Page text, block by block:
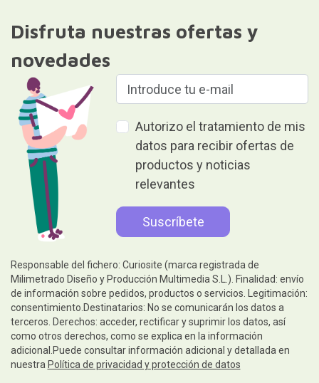
Disfruta nuestras ofertas y
novedades
Autorizo el tratamiento de mis
datos para recibir ofertas de
productos y noticias
relevantes
Responsable del fichero: Curiosite (marca registrada de
Milimetrado Diseño y Producción Multimedia S.L.). Finalidad: envío
de información sobre pedidos, productos o servicios. Legitimación:
consentimiento.Destinatarios: No se comunicarán los datos a
terceros. Derechos: acceder, rectificar y suprimir los datos, así
como otros derechos, como se explica en la información
adicional.Puede consultar información adicional y detallada en
nuestra Política de privacidad y protección de datos